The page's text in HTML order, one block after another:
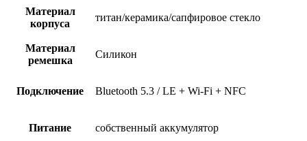
Материал
корпуса
титан/керамика/сапфировое стекло
Материал
ремешка
Силикон
Подключение Bluetooth 5.3 / LE + Wi-Fi + NFC
Питание собственный аккумулятор